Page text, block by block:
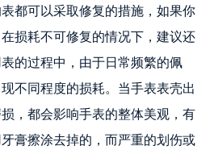
都可以采取修复的措施，如果你
损耗不可修复的情况下，建议还
的过程中，由于日常频繁的佩
不同程度的损耗。当手表表壳出
，都会影响手表的整体美观，有
膏擦涂去掉的，而严重的划伤或